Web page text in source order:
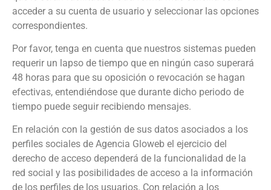
acceder a su cuenta de usuario y seleccionar las opciones
correspondientes.
Por favor, tenga en cuenta que nuestros sistemas pueden
requerir un lapso de tiempo que en ningún caso superará
48 horas para que su oposición o revocación se hagan
efectivas, entendiéndose que durante dicho periodo de
tiempo puede seguir recibiendo mensajes.
En relación con la gestión de sus datos asociados a los
perfiles sociales de Agencia Gloweb el ejercicio del
derecho de acceso dependerá de la funcionalidad de la
red social y las posibilidades de acceso a la información
de los perfiles de los usuarios. Con relación a los